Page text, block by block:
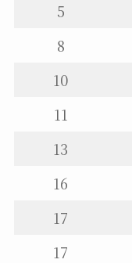
5
8
10
11
13
16
17
17